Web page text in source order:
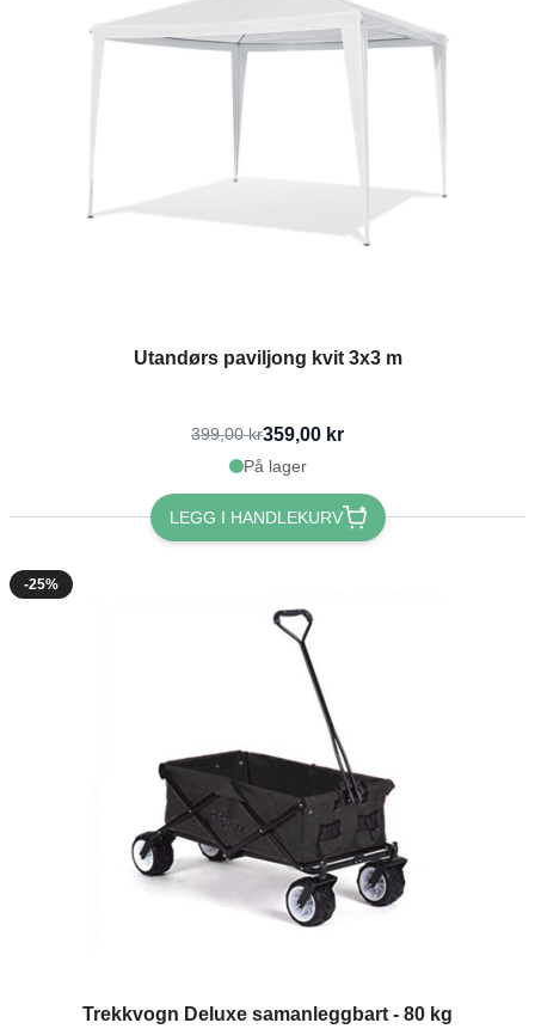
Utandørs paviljong kvit 3x3 m
399,00 kr359,00 kr
På lager
LEGG I HANDLEKURV
-25%
Trekkvogn Deluxe samanleggbart - 80 kg